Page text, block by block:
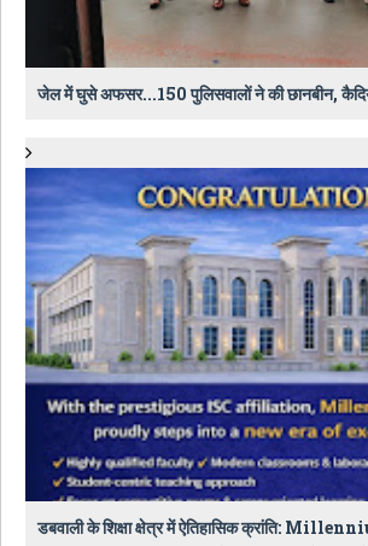
जेल में घुसे अफसर...150 पुलिसवालों ने की छानबीन,
डबवाली के शिक्षा क्षेत्र में ऐतिहासिक क्रांति: